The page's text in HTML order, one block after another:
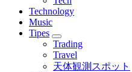
Technology
Music
Tipes
Trading
Travel
天体観測スポット